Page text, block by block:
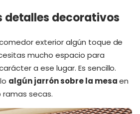
detalles decorativos
exterior algún toque de
mucho espacio para
a ese lugar. Es sencillo.
algún jarrón sobre la mesaen
ramas secas.